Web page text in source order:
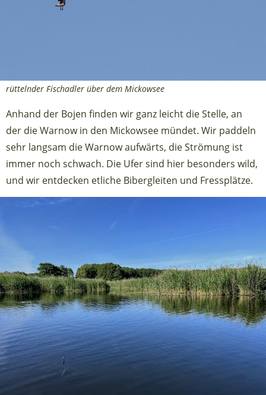
rüttelnder Fischadler über dem Mickowsee
Anhand der Bojen finden wir ganz leicht die Stelle, an
der die Warnow in den Mickowsee mündet. Wir paddeln
sehr langsam die Warnow aufwärts, die Strömung ist
immer noch schwach. Die Ufer sind hier besonders wild,
und wir entdecken etliche Bibergleiten und Fressplätze.